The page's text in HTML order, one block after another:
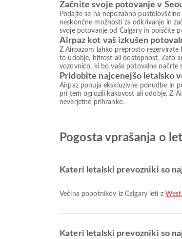
Začnite svoje potovanje v
Podajte se na nepozabno
neskončne možnosti za odkrivanje in
svoje potovanje od Calgary in poiščite
Airpaz kot vaš izkušen
Z Airpazom lahko preprosto
to udobje, hitrost ali dostopnost. Zato
vozovnico, ki bo vaše potovalne načrte
Pridobite najcenejšo letalsko
Airpaz ponuja ekskluzivne ponudbe in
pri tem ogrozili kakovost ali udobje. Z
neverjetne prihranke.
Pogosta vprašanja o
Kateri letalski prevozniki so
Večina popotnikov iz Calgary leti z
Kateri letalski prevozniki so